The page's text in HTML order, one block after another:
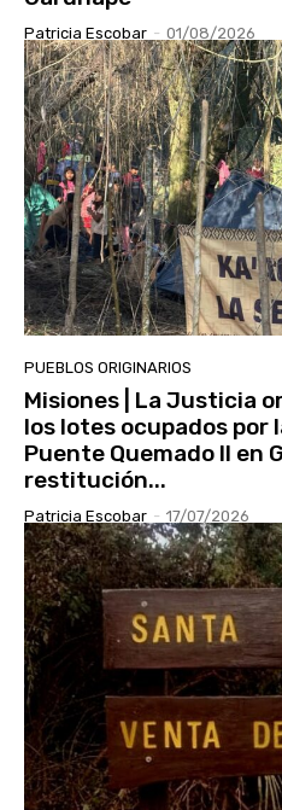
Patricia Escobar - 01/08/2026
PUEBLOS ORIGINARIOS
Misiones | La Justicia
los lotes ocupados por
Puente Quemado II en
restitución...
Patricia Escobar - 17/07/2026